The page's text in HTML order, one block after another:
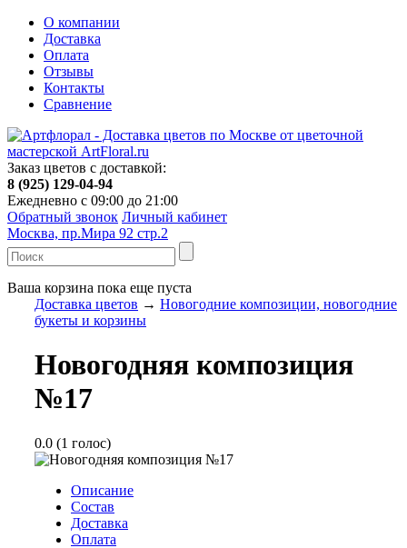
О компании
Доставка
Оплата
Отзывы
Контакты
Сравнение
Заказ цветов с доставкой:
8 (925) 129-04-94
Ежедневно с 09:00 до 21:00
Обратный звонок Личный кабинет
Москва, пр.Мира 92 стр.2
Ваша корзина пока еще пуста
Доставка цветов → Новогодние композиции, новогодние
букеты и корзины
Новогодняя композиция
№17
0.0 (1 голос)
Описание
Состав
Доставка
Оплата